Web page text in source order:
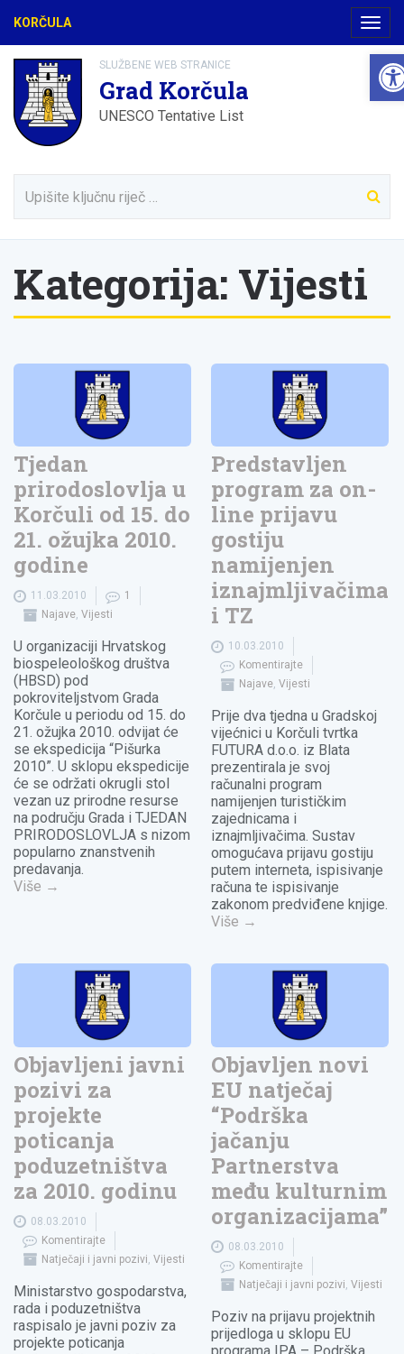
KORČULA
SLUŽBENE WEB STRANICE
Grad Korčula
UNESCO Tentative List
Kategorija: Vijesti
Tjedan
prirodoslovlja u
Korčuli od 15. do
21. ožujka 2010.
godine
11.03.2010
1
Najave, Vijesti
U organizaciji Hrvatskog
biospeleološkog društva
(HBSD) pod
pokroviteljstvom Grada
Korčule u periodu od 15. do
21. ožujka 2010. odvijat će
se ekspedicija “Pišurka
2010”. U sklopu ekspedicije
će se održati okrugli stol
vezan uz prirodne resurse
na području Grada i TJEDAN
PRIRODOSLOVLJA s nizom
popularno znanstvenih
predavanja.
Više →
Predstavljen
program za on-
line prijavu
gostiju
namijenjen
iznajmljivačima
i TZ
10.03.2010
Komentirajte
Najave,Vijesti
Prije dva tjedna u Gradskoj
vijećnici u Korčuli tvrtka
FUTURA d.o.o. iz Blata
prezentirala je svoj
računalni program
namijenjen turističkim
zajednicama i
iznajmljivačima. Sustav
omogućava prijavu gostiju
putem interneta, ispisivanje
računa te ispisivanje
zakonom predviđene knjige.
Više →
Objavljeni javni
pozivi za
projekte
poticanja
poduzetništva
za 2010. godinu
08.03.2010
Komentirajte
Natječaji i javni pozivi Vijesti
Ministarstvo gospodarstva,
rada i poduzetništva
raspisalo je javni poziv za
projekte poticanja
Objavljen novi
EU natječaj
“Podrška
jačanju
Partnerstva
među kulturnim
organizacijama”
08.03.2010
Komentirajte
Natječaji i javni pozivi ,Vijesti
Poziv na prijavu projektnih
prijedloga u sklopu EU